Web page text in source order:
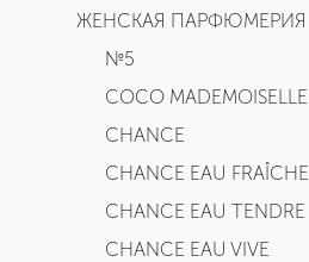
ЖЕНСКАЯ ПАРФЮМЕРИЯ
№5
COCO MADEMOISELLE
CHANCE
CHANCE EAU FRAÎCHE
CHANCE EAU TENDRE
CHANCE EAU VIVE